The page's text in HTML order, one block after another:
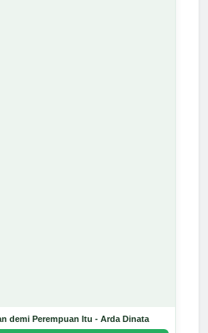
demi Perempuan Itu - Arda Dinata